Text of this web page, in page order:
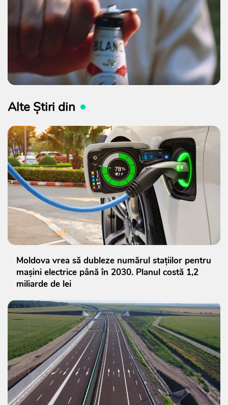
Alte Știri din
Moldova vrea să dubleze numărul stațiilor pentru
mașini electrice până în 2030. Planul costă 1,2
miliarde de lei